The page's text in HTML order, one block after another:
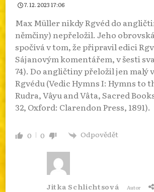
7. 12. 2023 17:06
Max Müller nikdy Rgvéd do
němčiny) nepřeložil. Jeho
spočívá v tom, že připravil edici
Sájanovým komentářem, v šesti
74). Do angličtiny přeložil jen malý
Rgvédu (Vedic Hymns I: Hymns to
Rudra, Vâyu and Vâta, Sacred
32, Oxford: Clarendon Press, 1891).
0 0 Odpovědět
Jitka Schlichtsová Autor